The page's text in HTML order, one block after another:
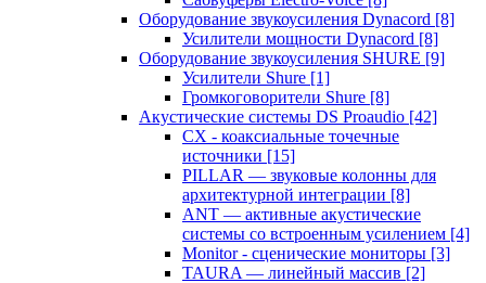
Оборудование звукоусиления Dynacord [8]
Усилители мощности Dynacord [8]
Оборудование звукоусиления SHURE [9]
Усилители Shure [1]
Громкоговорители Shure [8]
Акустические системы DS Proaudio [42]
CX - коаксиальные точечные
источники [15]
PILLAR — звуковые колонны для
архитектурной интеграции [8]
ANT — активные акустические
системы со встроенным усилением [4]
Monitor - сценические мониторы [3]
TAURA — линейный массив [2]